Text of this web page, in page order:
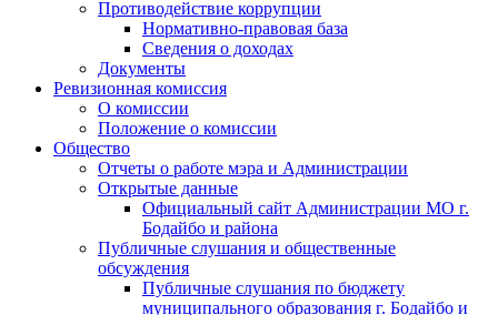
Противодействие коррупции
Нормативно-правовая база
Сведения о доходах
Документы
Ревизионная комиссия
О комиссии
Положение о комиссии
Общество
Отчеты о работе мэра и Администрации
Открытые данные
Официальный сайт Администрации МО г.
Бодайбо и района
Публичные слушания и общественные
обсуждения
Публичные слушания по бюджету
муниципального образования г. Бодайбо и